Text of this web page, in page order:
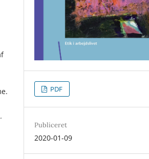
PDF
Publiceret
2020-01-09